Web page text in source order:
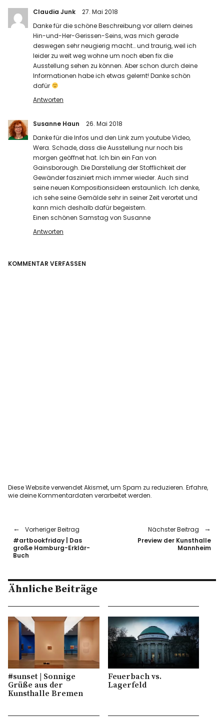
Claudia Junk
27. Mai 2018
Danke für die schöne Beschreibung vor allem deines
Hin-und-Her-Gerissen-Seins, was mich gerade
deswegen sehr neugierig macht… und traurig, weil ich
leider zu weit weg wohne um noch eben fix die
Ausstellung sehen zu können. Aber schon durch deine
Informationen habe ich etwas gelernt! Danke schön
dafür
Antworten
Susanne Haun
26. Mai 2018
Danke für die Infos und den Link zum youtube Video,
Wera. Schade, dass die Ausstellung nur noch bis
morgen geöffnet hat. Ich bin ein Fan von
Gainsborough. Die Darstellung der Stofflichkeit der
Gewänder fasziniert mich immer wieder. Auch sind
seine neuen Kompositionsideen erstaunlich. Ich denke,
ich sehe seine Gemälde sehr in seiner Zeit verortet und
kann mich deshalb dafür begeistern.
Einen schönen Samstag von Susanne
Antworten
KOMMENTAR VERFASSEN
Diese Website verwendet Akismet, um Spam zu reduzieren.Erfahre,
wie deine Kommentardaten verarbeitet werden.
Vorheriger Beitrag
#artbookfriday | Das
große Hamburg-Erklär-
Buch
Nächster Beitrag
Preview der Kunsthalle
Mannheim
Ähnliche Beiträge
#sunset | Sonnige
Grüße aus der
Kunsthalle Bremen
Feuerbach vs.
Lagerfeld